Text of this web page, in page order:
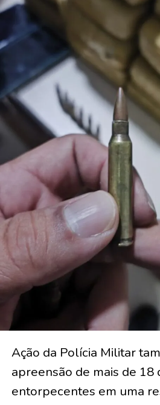
Ação da Polícia Militar
apreensão de mais de 18
entorpecentes em uma